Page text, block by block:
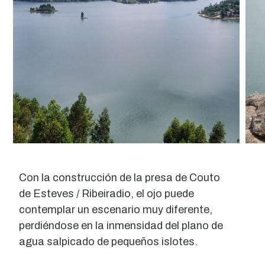
Con la construcción de la presa de Couto
de Esteves / Ribeiradio, el ojo puede
contemplar un escenario muy diferente,
perdiéndose en la inmensidad del plano de
agua salpicado de pequeños islotes.